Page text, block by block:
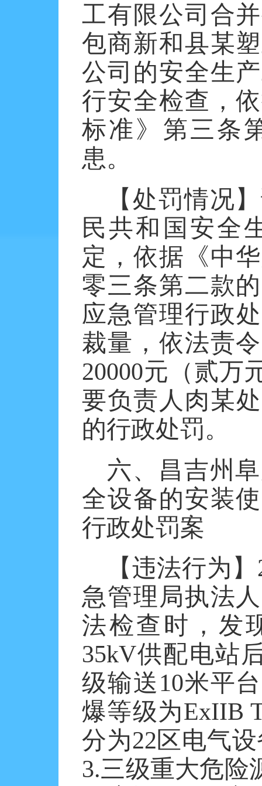
工有限公司合
包商新和县某
公司的安全生
行安全检查，
标准》第三条
患。
【处罚情况
民共和国安全
定，依据《中
零三条第二款
应急管理行政
裁量，依法责
20000元（贰万
要负责人肉某
的行政处罚。
六、昌吉州
全设备的安装
行政处罚案
【违法行为】
急管理局执法
法检查时，发
35kV供配电站
级输送10米平
爆等级为ExIIB
分为22区电气
3.三级重大危险